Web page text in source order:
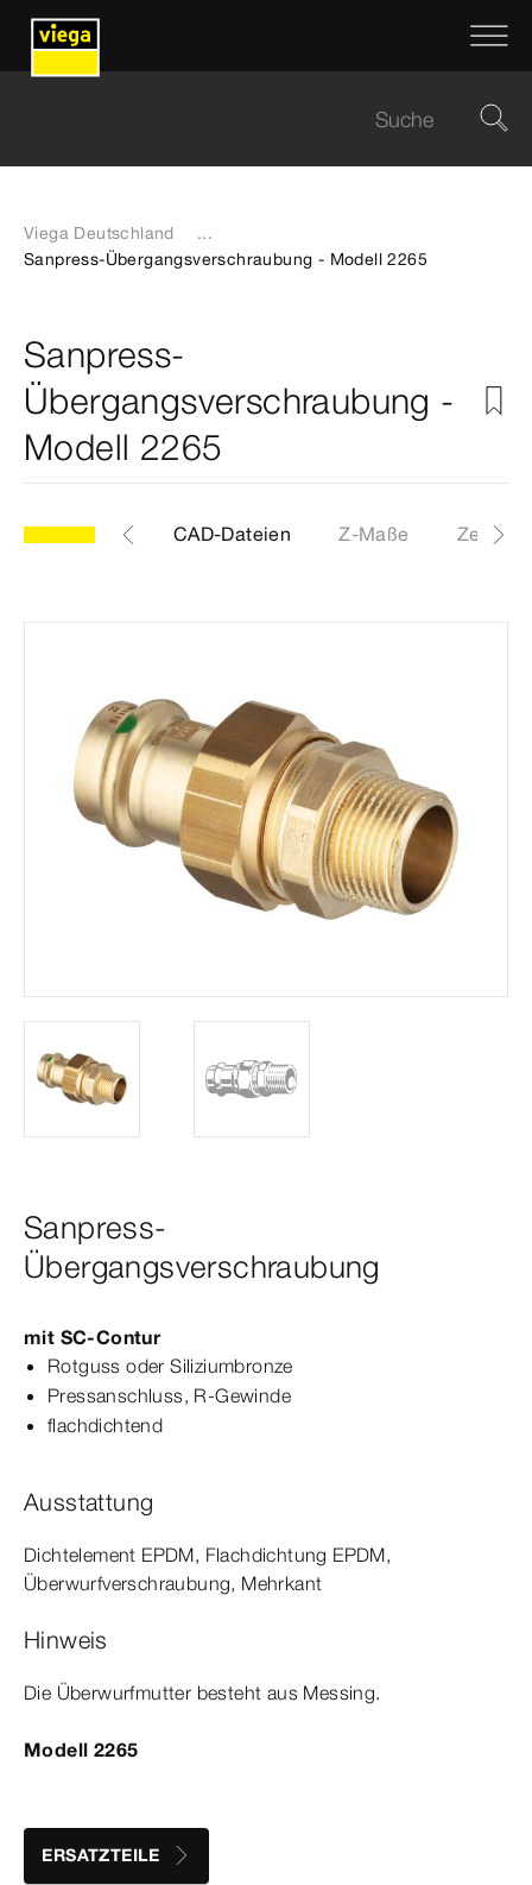
Viega Deutschland
...
Sanpress-Übergangsverschraubung - Modell 2265
Sanpress-
Übergangsverschraubung -
Modell 2265
Etiketten CAD-Dateien Z-Maße
Sanpress-
Übergangsverschraubung
mit SC‑Contur
Rotguss oder Siliziumbronze
Press­anschluss, R-​Gewinde
flachdichtend
Ausstattung
Dicht­element EPDM, Flachdichtung EPDM,
Überwurfverschraubung, Mehrkant
Hinweis
Die Über­wurfmutter besteht aus Messing.
Modell 2265
ERSATZTEILE